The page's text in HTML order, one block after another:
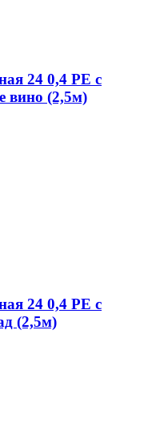
24 0,4 PE с
вино (2,5м)
24 0,4 PE с
(2,5м)